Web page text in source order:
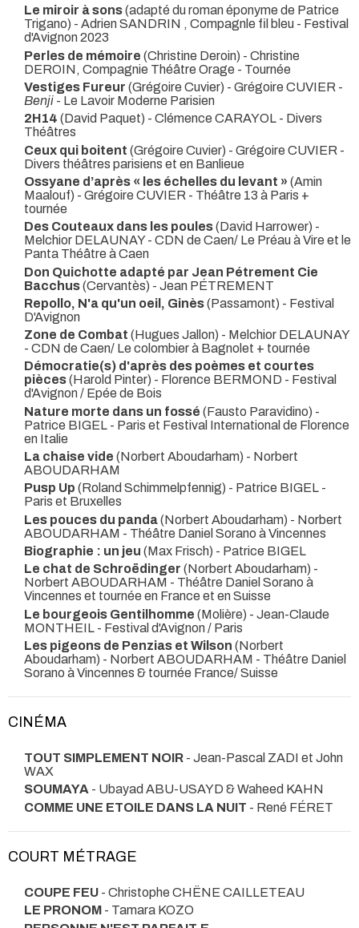
Le miroir à sons(adapté du roman éponyme de Patrice
Trigano) - Adrien SANDRIN , Compagnle fil bleu - Festival
d'Avignon 2023
Perles de mémoire (Christine Deroin) - Christine
DEROIN, Compagnie Théâtre Orage - Tournée
Vestiges Fureur (Grégoire Cuvier) - Grégoire CUVIER -
Benji - Le Lavoir Moderne Parisien
2H14 (David Paquet) - Clémence CARAYOL - Divers
Théâtres
Ceux qui boitent (Grégoire Cuvier) - Grégoire CUVIER -
Divers théâtres parisiens et en Banlieue
Ossyane d’après « les échelles du levant » (Amin
Maalouf) - Grégoire CUVIER - Théâtre 13 à Paris +
tournée
Des Couteaux dans les poules(David Harrower) -
Melchior DELAUNAY- CDN de Caen/ Le Préau à Vire et le
Panta Théâtre à Caen
Don Quichotte adapté par Jean Pétrement Cie
Bacchus(Cervantès) - Jean PÉTREMENT
Repollo, N'a qu'un oeil, Ginès(Passamont) - Festival
D'Avignon
Zone de Combat (Hugues Jallon) - Melchior DELAUNAY
- CDN de Caen/ Le colombier à Bagnolet + tournée
Démocratie(s) d'après des poèmes et courtes
pièces(Harold Pinter) - Florence BERMOND - Festival
d'Avignon / Epée de Bois
Nature morte dans un fossé (Fausto Paravidino) -
Patrice BIGEL - Paris et Festival International de Florence
en Italie
La chaise vide (Norbert Aboudarham) - Norbert
ABOUDARHAM
Pusp Up (Roland Schimmelpfennig) - Patrice BIGEL -
Paris et Bruxelles
Les pouces du panda(Norbert Aboudarham) - Norbert
ABOUDARHAM - Théâtre Daniel Sorano à Vincennes
Biographie : un jeu (Max Frisch) - Patrice BIGEL
Le chat de Schroëdinger (Norbert Aboudarham) -
Norbert ABOUDARHAM - Théâtre Daniel Sorano à
Vincennes et tournée en France et en Suisse
Le bourgeois Gentilhomme (Molière) - Jean-Claude
MONTHEIL - Festival d'Avignon / Paris
Les pigeons de Penzias et Wilson (Norbert
Aboudarham) - Norbert ABOUDARHAM - Théâtre Daniel
Sorano à Vincennes & tournée France/ Suisse
CINÉMA
TOUT SIMPLEMENT NOIR - Jean-Pascal ZADI et John
WAX
SOUMAYA - Ubayad ABU-USAYD & Waheed KAHN
COMME UNE ETOILE DANS LA NUIT - René FÉRET
COURT MÉTRAGE
COUPE FEU - Christophe CHËNE CAILLETEAU
LE PRONOM - Tamara KOZO